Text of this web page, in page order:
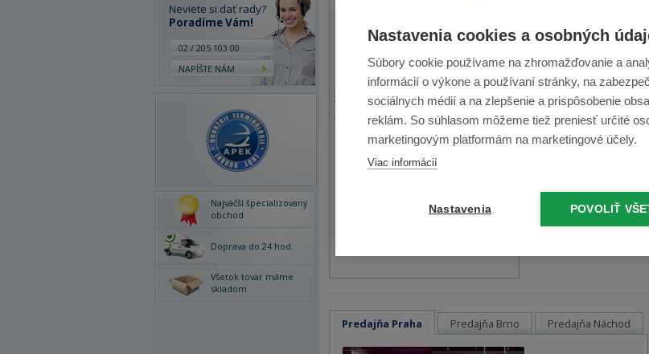
Neviete si dať rady?
Poradíme Vám!
02 / 205 103 00
NAPÍŠTE NÁM
Najväčší špecializovaný
obchod
Doprava do 24 hod.
Všetok tovar máme
skladom
Poloautomatický bazénový vysávač
Zodiak Kontiki
Predajňa Praha Predajňa Brno Predajňa Náchod
Nastavenia cookies a osobných
Súbory cookie používame na zhromažďovanie a
informácií o výkone a používaní stránky, na
sociálnych médií a na zlepšenie a prispôsobenie
reklám. So súhlasom môžeme tiež preniesť určité
marketingovým platformám na marketingové účely.
Viac informácií
Nastavenia POVOLIŤ